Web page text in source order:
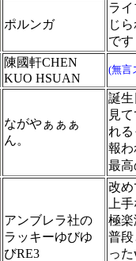
ポルンガ
ラ
じ
です
陳國軒CHEN
KUO HSUAN
(無言
ながやぁぁぁ
ん。
誕
見
れ
報
最
アンブレラ社の
ラッキーゆびゆ
びRE3
改
上
極
普
っ